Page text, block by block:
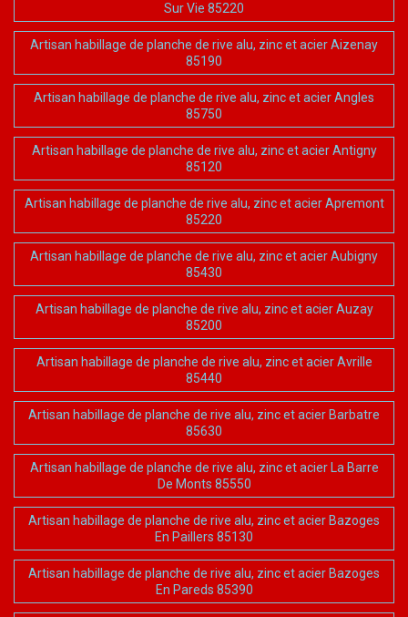
Sur Vie 85220
Artisan habillage de planche de rive alu, zinc et acier Aizenay
85190
Artisan habillage de planche de rive alu, zinc et acier Angles
85750
Artisan habillage de planche de rive alu, zinc et acier Antigny
85120
Artisan habillage de planche de rive alu, zinc et acier Apremont
85220
Artisan habillage de planche de rive alu, zinc et acier Aubigny
85430
Artisan habillage de planche de rive alu, zinc et acier Auzay
85200
Artisan habillage de planche de rive alu, zinc et acier Avrille
85440
Artisan habillage de planche de rive alu, zinc et acier Barbatre
85630
Artisan habillage de planche de rive alu, zinc et acier La Barre
De Monts 85550
Artisan habillage de planche de rive alu, zinc et acier Bazoges
En Paillers 85130
Artisan habillage de planche de rive alu, zinc et acier Bazoges
En Pareds 85390